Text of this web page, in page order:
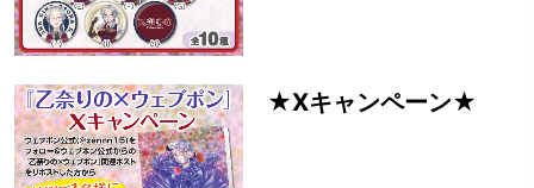
★Xキャンペーン★